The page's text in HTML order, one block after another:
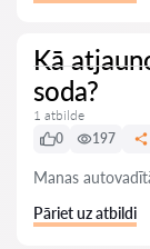
Kā
soda?
1 atbilde
0
197
Manas
Pāriet uz atbildi